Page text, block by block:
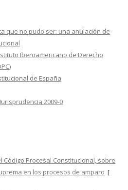
que no pudo ser: una anulación de
Iberoamericano de Derecho
de España
2009-0
Código Procesal Constitucional, sobre
en los procesos de amparo [